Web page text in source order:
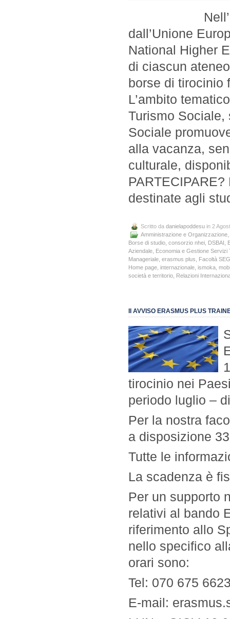
Nell’ambito
dall’Unione
National Higher
di ciascun
borse di tirocinio
L’ambito
Turismo Sociale,
Sociale
alla vacanza,
culturale,
destinate agli
Scritto da danielapoddesu in 2
Amministrazione e Organizzazione
Borse di studio consorzio nhei DSBAI
Aziendale Economia e Gestione Servizi
Manageriale erasmus plus
Facoltà
Home page internazionale ismoka
società e territorio Relazioni
II AVVISO ERASMUS PLUS
tirocinio nei
periodo luglio –
Per la nostra
a disposizione
Tutte le
La scadenza è
Per un supporto
relativi al bando
riferimento allo
nello specifico
orari sono:
Tel: 070 675
E-mail: